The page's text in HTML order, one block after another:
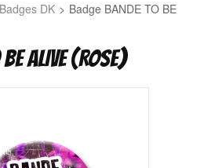
Badges DK > Badge BANDE TO BE
ALIVE (ROSE)